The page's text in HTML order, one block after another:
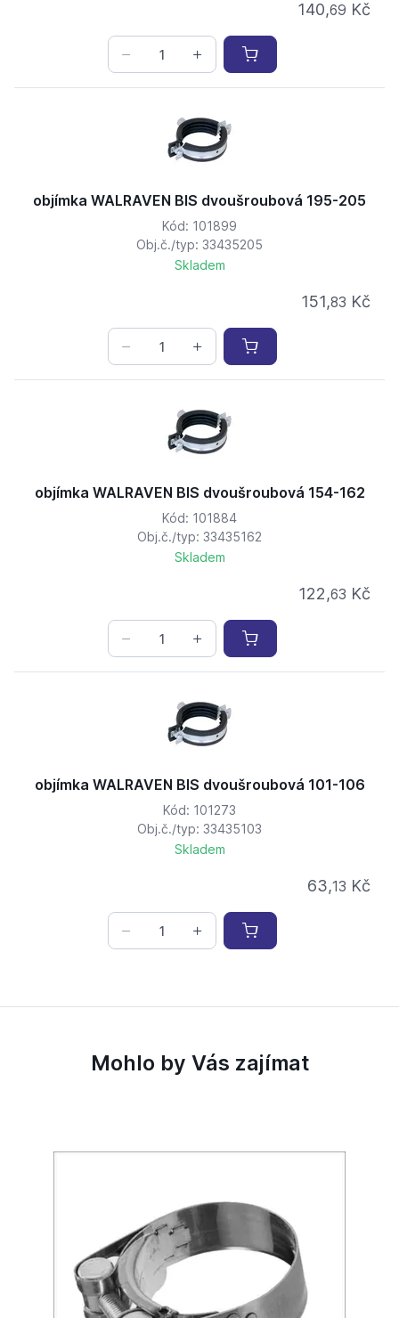
140,69 Kč
objímka WALRAVEN BIS dvoušroubová 195-205
Kód: 101899
Obj.č./typ: 33435205
Skladem
151,83 Kč
objímka WALRAVEN BIS dvoušroubová 154-162
Kód: 101884
Obj.č./typ: 33435162
Skladem
122,63 Kč
objímka WALRAVEN BIS dvoušroubová 101-106
Kód: 101273
Obj.č./typ: 33435103
Skladem
63,13 Kč
Mohlo by Vás zajímat